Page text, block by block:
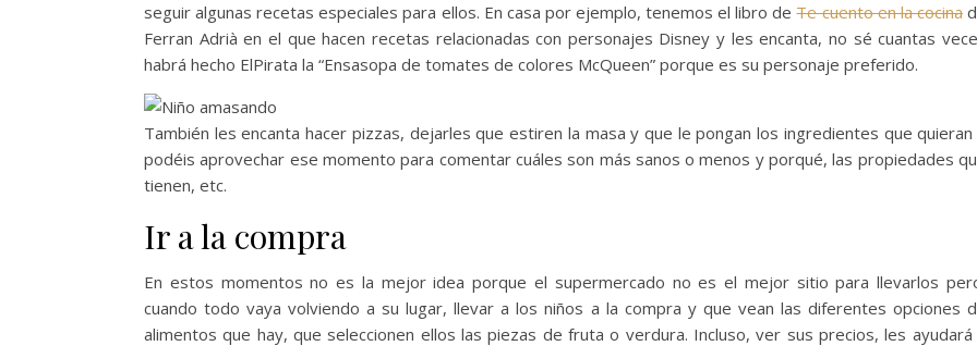
seguir algunas recetas especiales para ellos. En casa por ejemplo, tenemos el libro deTe cuento en la cocina
Ferran Adrià en el que hacen recetas relacionadas con personajes Disney y les encanta, no sé cuantas
habrá hecho ElPirata la “Ensasopa de tomates de colores McQueen” porque es su personaje preferido.
También les encanta hacer pizzas, dejarles que estiren la masa y que le pongan los ingredientes que
podéis aprovechar ese momento para comentar cuáles son más sanos o menos y porqué, las propiedades
tienen, etc.
Ir a la compra
En estos momentos no es la mejor idea porque el supermercado no es el mejor sitio para llevarlos
cuando todo vaya volviendo a su lugar, llevar a los niños a la compra y que vean las diferentes opciones
alimentos que hay, que seleccionen ellos las piezas de fruta o verdura. Incluso, ver sus precios, les ayudará